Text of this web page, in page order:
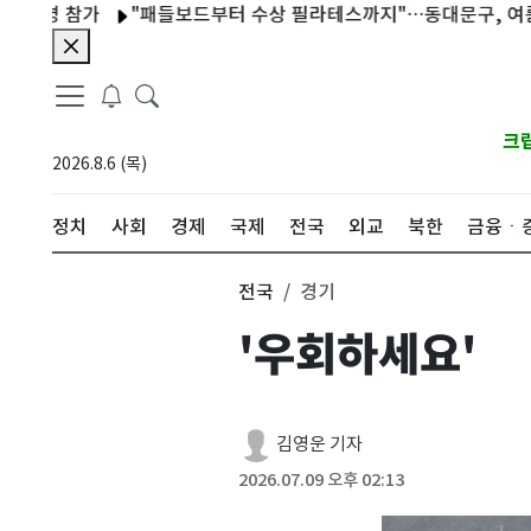
"패들보드부터 수상 필라테스까지"…동대문구, 여름 특화
2026.8.6 (목)
크
정치 사회 경제 국제 전국 외교 북한 금융ㆍ
전국 경기
'우회하세요'
김영운 기자
2026.07.09 오후 02:13